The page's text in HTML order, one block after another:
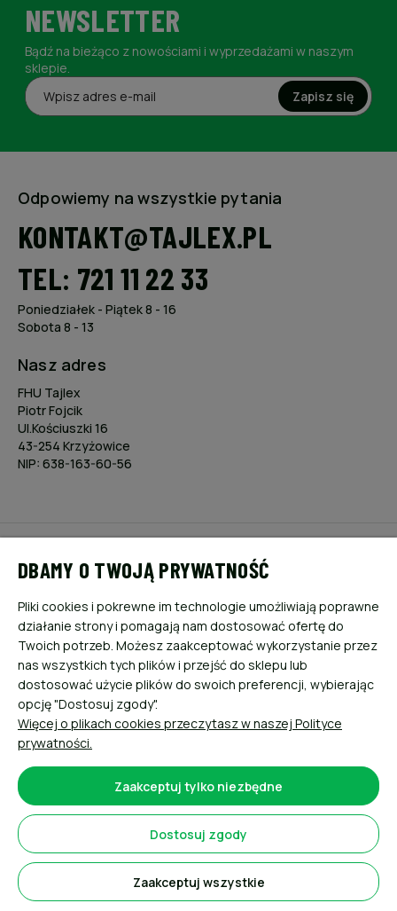
NEWSLETTER
Bądź na bieżąco z nowościami i wyprzedażami w naszym
sklepie.
Zapisz się
Odpowiemy na wszystkie pytania
KONTAKT@TAJLEX.PL
TEL: 721 11 22 33
Poniedziałek - Piątek 8 - 16
Sobota 8 - 13
Nasz adres
FHU Tajlex
Piotr Fojcik
Ul.Kościuszki 16
43-254 Krzyżowice
NIP: 638-163-60-56
PŁATNOŚCI I DOSTAWA
INFORMACJE
O NAS
Pokaż pełną wersję strony
DBAMY O TWOJĄ PRYWATNOŚĆ
Pliki cookies i pokrewne im technologie umożliwiają poprawne
działanie strony i pomagają nam dostosować ofertę do
Twoich potrzeb. Możesz zaakceptować wykorzystanie przez
nas wszystkich tych plików i przejść do sklepu lub
dostosować użycie plików do swoich preferencji, wybierając
opcję "Dostosuj zgody".
Więcej o plikach cookies przeczytasz w naszej Polityce
prywatności.
Zaakceptuj tylko niezbędne
Dostosuj zgody
Zaakceptuj wszystkie